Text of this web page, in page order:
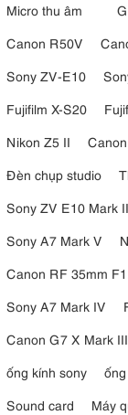
Micro thu âm
Canon R50V
Sony ZV-E10
Fujifilm X-S20
Nikon Z5 II
Đèn chụp studio
Sony ZV E10 Mark II
Sony A7 Mark V
Canon RF 35mm
Sony A7 Mark IV
Canon G7 X Mark III
ống kính sony
Sound card
Máy